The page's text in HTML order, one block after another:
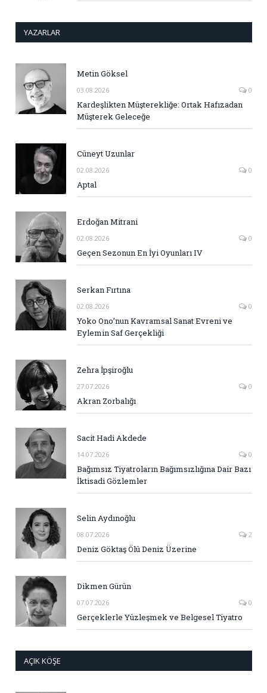
YAZARLAR
Metin Göksel
03.08.2026 0
Kardeşlikten Müşterekliğe: Ortak Hafızadan
Müşterek Geleceğe
Cüneyt Uzunlar
02.08.2026 0
Aptal
Erdoğan Mitrani
02.08.2026 0
Geçen Sezonun En İyi Oyunları IV
Serkan Fırtına
02.08.2026 0
Yoko Ono’nun Kavramsal Sanat Evreni ve
Eylemin Saf Gerçekliği
Zehra İpşiroğlu
27.07.2026 0
Akran Zorbalığı
Sacit Hadi Akdede
14.07.2026 0
Bağımsız Tiyatroların Bağımsızlığına Dair Bazı
İktisadi Gözlemler
Selin Aydınoğlu
08.07.2026 2
Deniz Göktaş Ölü Deniz Üzerine
Dikmen Gürün
07.07.2026 0
Gerçeklerle Yüzleşmek ve Belgesel Tiyatro
AÇIK KÖŞE